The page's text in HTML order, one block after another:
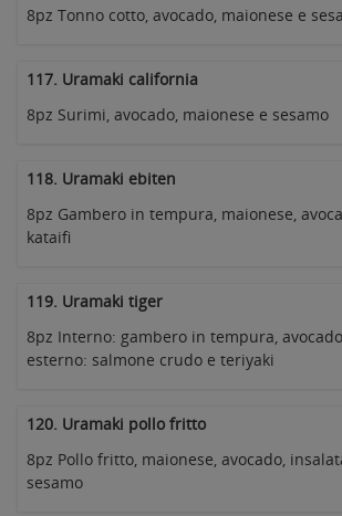
8pz Tonno cotto, avocado, maionese e
117. Uramaki california
8pz Surimi, avocado, maionese e sesamo
118. Uramaki ebiten
8pz Gambero in tempura, maionese,
kataifi
119. Uramaki tiger
8pz Interno: gambero in tempura,
esterno: salmone crudo e teriyaki
120. Uramaki pollo fritto
8pz Pollo fritto, maionese, avocado,
sesamo